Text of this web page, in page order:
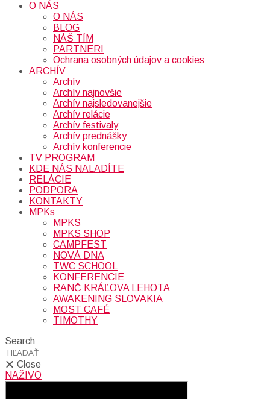
O NÁS
O NÁS
BLOG
NÁŠ TÍM
PARTNERI
Ochrana osobných údajov a cookies
ARCHÍV
Archív
Archív najnovšie
Archív najsledovanejšie
Archív relácie
Archív festivaly
Archív prednášky
Archív konferencie
TV PROGRAM
KDE NÁS NALADÍTE
RELÁCIE
PODPORA
KONTAKTY
MPKs
MPKS
MPKS SHOP
CAMPFEST
NOVÁ DNA
TWC SCHOOL
KONFERENCIE
RANČ KRÁĽOVA LEHOTA
AWAKENING SLOVAKIA
MOST CAFÉ
TIMOTHY
Search
Close
NAŽIVO